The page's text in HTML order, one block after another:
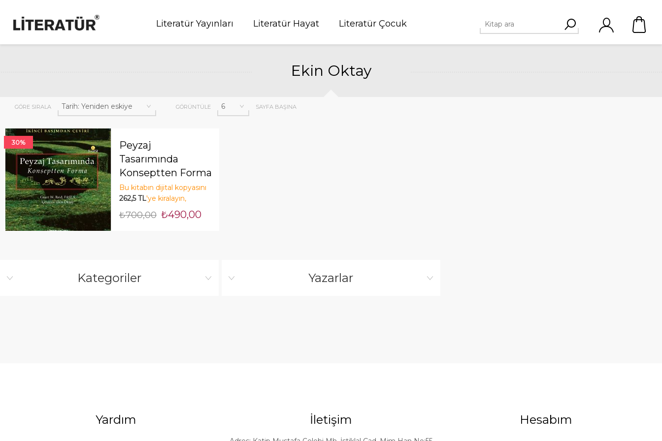
Literatür Yayınları Literatür Hayat Literatür Çocuk
Ekin Oktay
GÖRE SIRALA GÖRÜNTÜLE SAYFA BAŞINA
30%
Peyzaj
Tasarımında
Konseptten Forma
2. Basımdan Çeviri
Bu kitabın dijital kopyasını
262,5 TL'ye kiralayın,
tasarruf edin! Şimdi Kirala!
₺700,00 ₺490,00
Kategoriler Yazarlar
Yardım İletişim Hesabım